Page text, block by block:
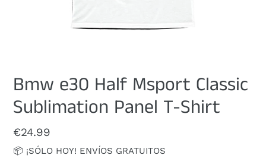
Bmw e30 Half Msport Classic
Sublimation Panel T-Shirt
Precio
habitual
€24.99
📦 ¡SÓLO HOY! ENVÍOS GRATUITOS